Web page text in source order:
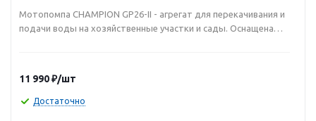
Мотопомпа CHAMPION GP26-II - агрегат для перекачивания и
подачи воды на хозяйственные участки и сады. Оснащена
мотора. Агрегат установлен на прочную раму из металла для
устойчивости на любой поверхности. Вес - всего 6.84 кг. В
11 990₽/шт
Достаточно